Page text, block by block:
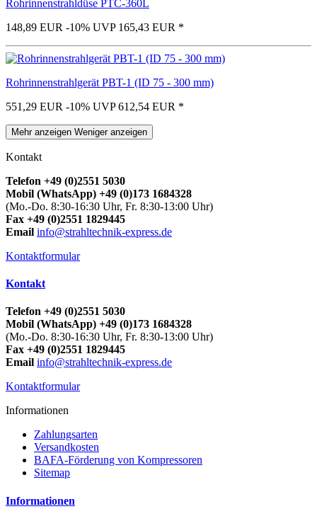
Rohrinnenstrahldüse PTC-360L
148,89 EUR -10% UVP 165,43 EUR *
Rohrinnenstrahlgerät PBT-1 (ID 75 - 300 mm)
551,29 EUR -10% UVP 612,54 EUR *
Mehr anzeigen Weniger anzeigen
Kontakt
Telefon +49 (0)2551 5030
Mobil (WhatsApp) +49 (0)173 1684328
(Mo.-Do. 8:30-16:30 Uhr, Fr. 8:30-13:00 Uhr)
Fax +49 (0)2551 1829445
Email info@strahltechnik-express.de
Kontaktformular
Kontakt
Telefon +49 (0)2551 5030
Mobil (WhatsApp) +49 (0)173 1684328
(Mo.-Do. 8:30-16:30 Uhr, Fr. 8:30-13:00 Uhr)
Fax +49 (0)2551 1829445
Email info@strahltechnik-express.de
Kontaktformular
Informationen
Zahlungsarten
Versandkosten
BAFA-Förderung von Kompressoren
Sitemap
Informationen